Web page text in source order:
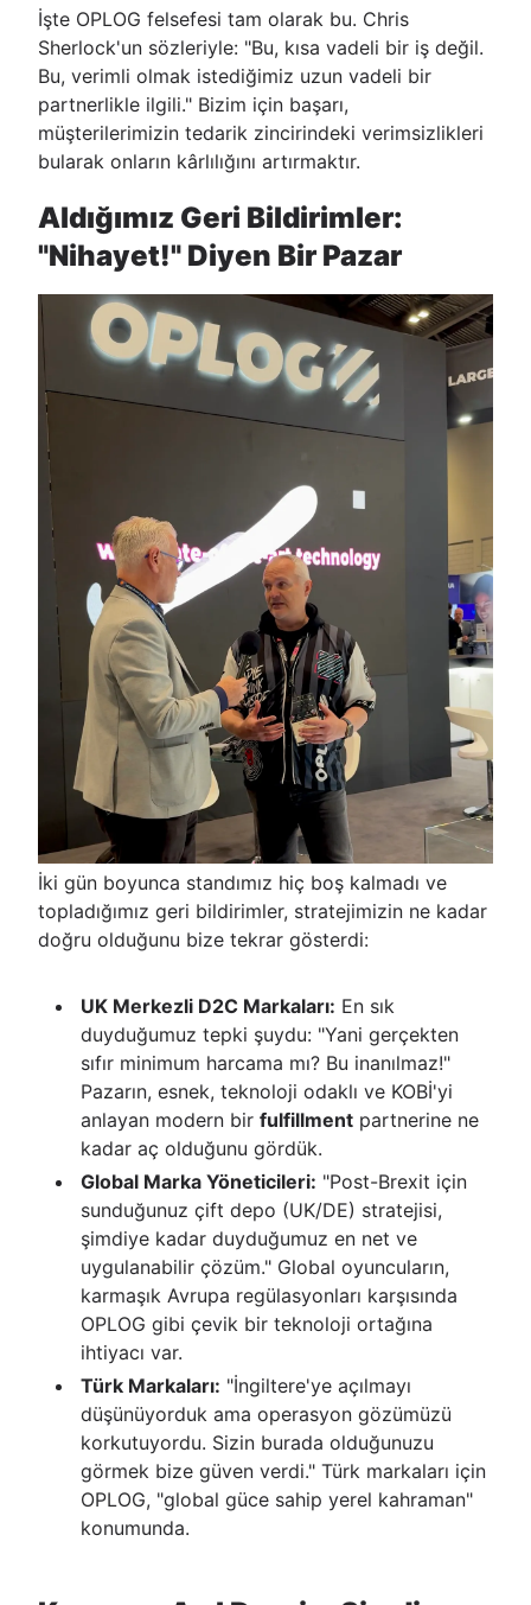
İşte OPLOG felsefesi tam olarak bu. Chris
Sherlock'un sözleriyle: "Bu, kısa vadeli bir iş değil.
Bu, verimli olmak istediğimiz uzun vadeli bir
partnerlikle ilgili." Bizim için başarı,
müşterilerimizin tedarik zincirindeki verimsizlikleri
bularak onların kârlılığını artırmaktır.
Aldığımız Geri Bildirimler:
"Nihayet!" Diyen Bir Pazar
İki gün boyunca standımız hiç boş kalmadı ve
topladığımız geri bildirimler, stratejimizin ne kadar
doğru olduğunu bize tekrar gösterdi:
UK Merkezli D2C Markaları: En sık
duyduğumuz tepki şuydu: "Yani gerçekten
sıfır minimum harcama mı? Bu inanılmaz!"
Pazarın, esnek, teknoloji odaklı ve KOBİ'yi
anlayan modern bir fulfillment partnerine ne
kadar aç olduğunu gördük.
Global Marka Yöneticileri: "Post-Brexit için
sunduğunuz çift depo (UK/DE) stratejisi,
şimdiye kadar duyduğumuz en net ve
uygulanabilir çözüm." Global oyuncuların,
karmaşık Avrupa regülasyonları karşısında
OPLOG gibi çevik bir teknoloji ortağına
ihtiyacı var.
Türk Markaları: "İngiltere'ye açılmayı
düşünüyorduk ama operasyon gözümüzü
korkutuyordu. Sizin burada olduğunuzu
görmek bize güven verdi." Türk markaları için
OPLOG, "global güce sahip yerel kahraman"
konumunda.